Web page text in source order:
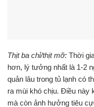
Thịt ba chỉ/thịt mỡ: Thời
hơn, lý tưởng nhất là 1-2
quản lâu trong tủ lạnh có
ra mùi khó chịu. Điều này
mà còn ảnh hưởng tiêu